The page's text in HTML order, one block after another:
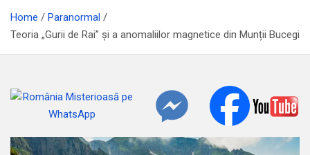
Home
Paranormal
Teoria „Gurii de Rai” și a anomaliilor magnetice din Munții Bucegi